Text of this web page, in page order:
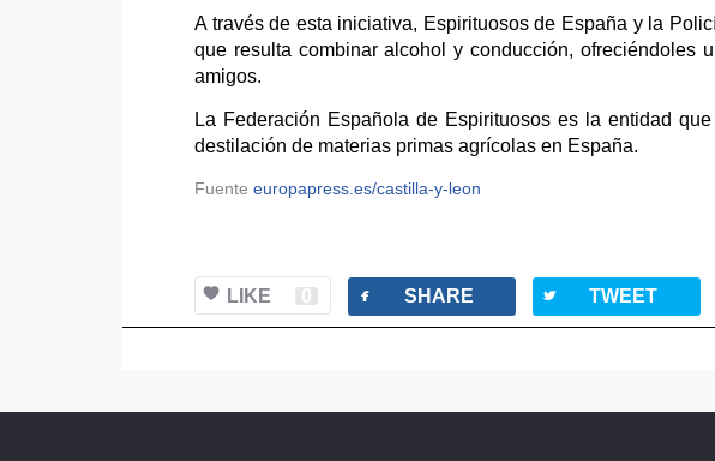
A través de esta iniciativa, Espirituosos de España y la
que resulta combinar alcohol y conducción, ofreciéndoles
amigos.
La Federación Española de Espirituosos es la entidad
destilación de materias primas agrícolas en España.
Fuente europapress.es/castilla-y-leon
LIKE 0 facebook SHARE twitterbird TWEET